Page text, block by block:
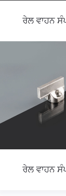
ਰੇਲ ਵਾਹਨ
ਰੇਲ ਵਾਹਨ